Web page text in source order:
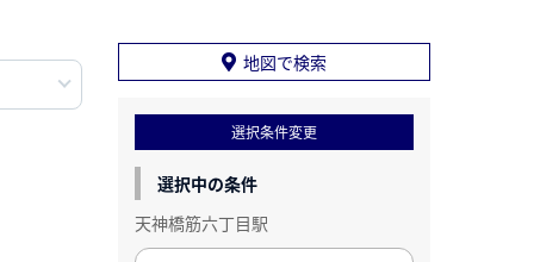
地図で検索
選択条件変更
選択中の条件
天神橋筋六丁目駅